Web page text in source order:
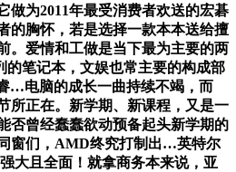
做为2011年最受消费者欢送的宏碁
的胸怀，若是选择一款本本送给擅
。爱情和工做是当下最为主要的两
的笔记本，文娱也常主要的构成部
…电脑的成长一曲持续不竭，而
所正在。新学期、新课程，又是一
否曾经蠢蠢欲动预备起头新学期的
窗们，AMD终究打制出…英特尔
大且全面！就拿商务本来说，亚